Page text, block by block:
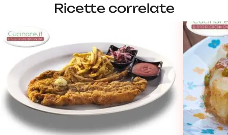
Ricette correlate